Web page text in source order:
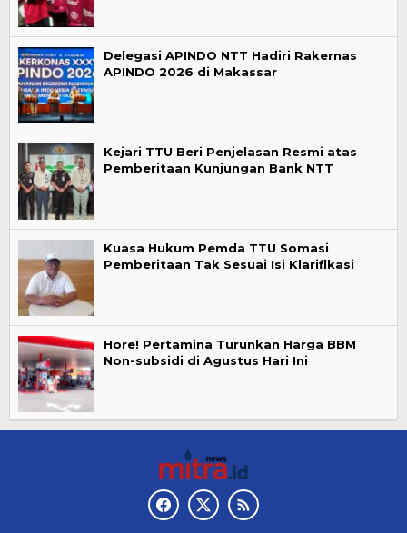
Delegasi APINDO NTT Hadiri Rakernas
APINDO 2026 di Makassar
Kejari TTU Beri Penjelasan Resmi atas
Pemberitaan Kunjungan Bank NTT
Kuasa Hukum Pemda TTU Somasi
Pemberitaan Tak Sesuai Isi Klarifikasi
Hore! Pertamina Turunkan Harga BBM
Non-subsidi di Agustus Hari Ini